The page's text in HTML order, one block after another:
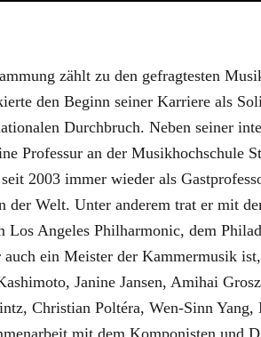
zählt zu den gefragtesten
den Beginn seiner Karriere als
Durchbruch. Neben seiner
Professur an der Musikhochschule
2003 immer wieder als
Welt. Unter anderem trat er mit
Angeles Philharmonic, dem
ein Meister der Kammermusik
Janine Jansen, Amihai
Christian Poltéra, Wen-Sinn
mit dem Komponisten und